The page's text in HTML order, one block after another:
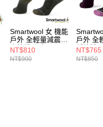
Smartwool 女 機能
戶外 全輕量減震
中筒襪 黑色
NT$810
NT$900
戶外 全
低筒襪
NT$765
NT$850